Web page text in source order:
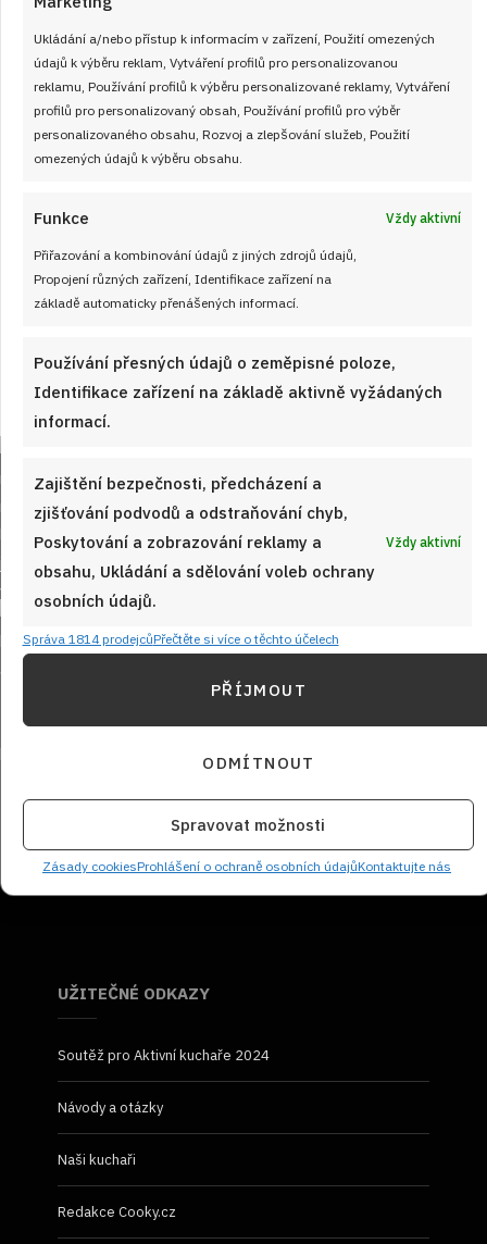
Ukládání a/nebo přístup k informacím v zařízení, Použití omezených
údajů k výběru reklam, Vytváření profilů pro personalizovanou
reklamu, Používání profilů k výběru personalizované reklamy, Vytváření
profilů pro personalizovaný obsah, Používání profilů pro výběr
personalizovaného obsahu, Rozvoj a zlepšování služeb, Použití
omezených údajů k výběru obsahu.
Funkce Vždy aktivní
Přiřazování a kombinování údajů z jiných zdrojů údajů,
Propojení různých zařízení, Identifikace zařízení na
základě automaticky přenášených informací.
Používání přesných údajů o zeměpisné poloze,
Identifikace zařízení na základě aktivně vyžádaných
informací.
Zajištění bezpečnosti, předcházení a
zjišťování podvodů a odstraňování chyb,
Poskytování a zobrazování reklamy a
obsahu, Ukládání a sdělování voleb ochrany
osobních údajů.
Vždy aktivní
Správa 1814 prodejcůPřečtěte si více o těchto účelech
PŘÍJMOUT
ODMÍTNOUT
Spravovat možnosti
Zásady cookiesProhlášení o ochraně osobních údajůKontaktujte nás
Velký test slunečnicových olejů 2026: 7
liší cenou i kvalitou
odJANA DUCHOŇOVÁ 7. 8. 2026 JAK VAŘIT
NEZMEŠKEJTE ŽÁDNÝ RECEPT!
UŽITEČNÉ ODKAZY
Soutěž pro Aktivní kuchaře 2024
Návody a otázky
Naši kuchaři
Redakce Cooky.cz